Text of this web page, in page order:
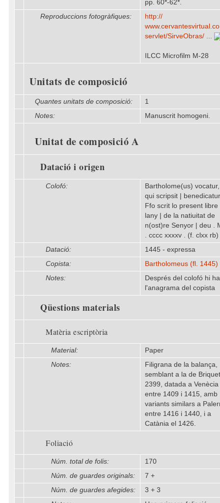
pp. 60*-62*.
Reproduccions fotogràfiques:
http:/​/​
servlet/​SirveObras/​ ...
ILCC Microfilm M-28
Unitats de composició
Quantes unitats de composició:
1
Notes:
Manuscrit homogeni.
Unitat de composició A
Datació i origen
Colofó:
Bartholome(us) vocatur,
qui scripsit |
Ffo scrit lo present libre
lany | de la natiuitat de
n(ost)re Senyor | deu .
. cccc xxxxv . (f. clxx rb)
Datació:
1445 - expressa
Copista:
Bartholomeus (fl. 1445)
Notes:
Després del colofó hi ha
l'anagrama del copista
Qüestions materials
Matèria escriptòria
Material:
Paper
Notes:
Filigrana de la balança,
semblant a la de Briquet
2399, datada a Venècia
entre 1409 i 1415, amb
variants similars a
entre 1416 i 1440, i a
Catània el 1426.
Foliació
Núm. total de folis:
170
Núm. de guardes originals:
7 +
Núm. de guardes afegides:
3 + 3